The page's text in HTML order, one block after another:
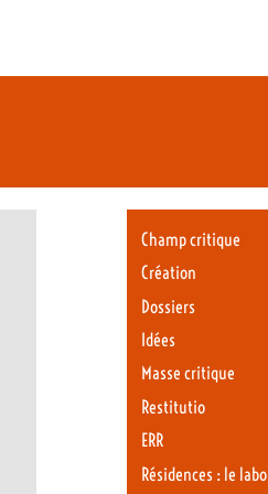
Champ critique
Création
Dossiers
Idées
Masse critique
Restitutio
ERR
Résidences : le labo